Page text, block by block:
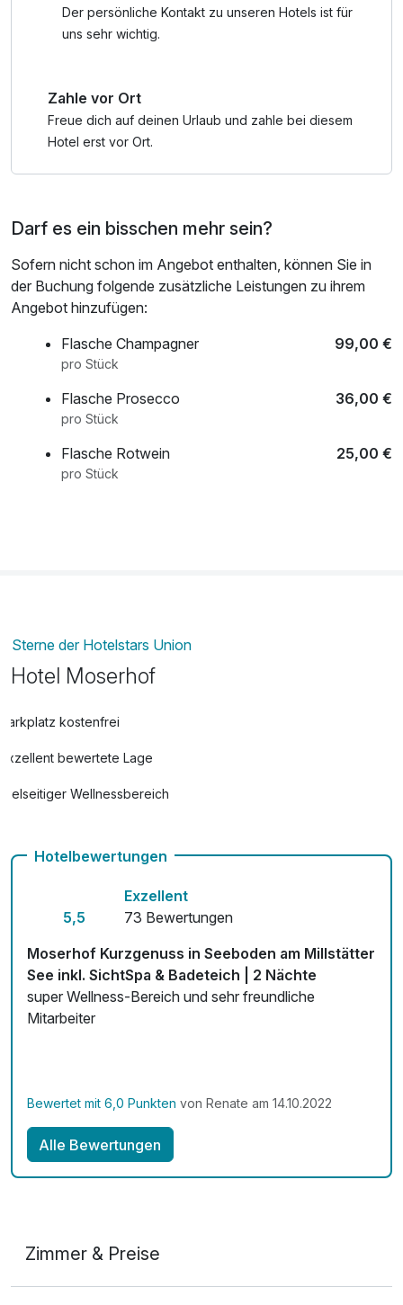
Der persönliche Kontakt zu unseren Hotels ist für
uns sehr wichtig.
Zahle vor Ort
Freue dich auf deinen Urlaub und zahle bei diesem
Hotel erst vor Ort.
Darf es ein bisschen mehr sein?
Sofern nicht schon im Angebot enthalten, können Sie in
der Buchung folgende zusätzliche Leistungen zu ihrem
Angebot hinzufügen:
Flasche Champagner
99,00 €
pro Stück
Flasche Prosecco 36,00 €
pro Stück
Flasche Rotwein 25,00 €
pro Stück
Sterne der Hotelstars Union
Hotel Moserhof
Parkplatz kostenfrei
Exzellent bewertete Lage
Vielseitiger Wellnessbereich
Auch vegetarische Speisen
Kostenloses W-LAN
Zimmerservice verfügbar
Hotelbewertungen
5,5
Exzellent
73 Bewertungen
Moserhof Kurzgenuss in Seeboden am Millstätter
See inkl. SichtSpa & Badeteich | 2 Nächte
super Wellness-Bereich und sehr freundliche
Mitarbeiter
Bewertet mit 6,0 Punkten von Renate am 14.10.2022
Alle Bewertungen
Zimmer & Preise